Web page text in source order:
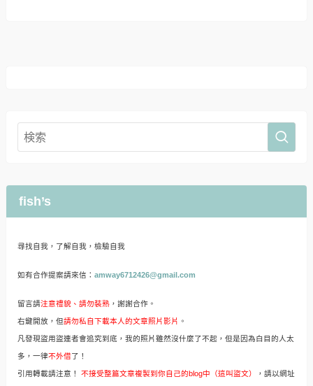
fish’s
尋找自我，了解自我，檢驗自我
如有合作提案請來信： amway6712426@gmail.com
留言請注意禮貌、請勿裝熟，謝謝合作。
右鍵開放，但請勿私自下載本人的文章照片影片 。
凡發現盜用盜連者會追究到底，我的照片雖然沒什麼了不起，但是因為白目的人太
多，一律不外借了！
引用轉載請注意！ 不接受整篇文章複製到你自己的blog中（這叫盜文） ，請以網址